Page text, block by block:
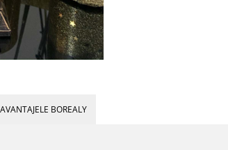
AVANTAJELE BOREALY